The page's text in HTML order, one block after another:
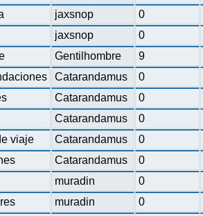
jaxsnop 0
jaxsnop 0
Gentilhombre 9
Catarandamus 0
Catarandamus 0
Catarandamus 0
viaje Catarandamus 0
Catarandamus 0
muradin 0
muradin 0